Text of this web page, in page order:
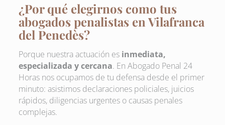
¿Por qué elegirnos como tus
abogados penalistas en Vilafranca
del Penedès?
Porque nuestra actuación es inmediata,
especializada y cercana. En Abogado Penal 24
Horas nos ocupamos de tu defensa desde el primer
minuto: asistimos declaraciones policiales, juicios
rápidos, diligencias urgentes o causas penales
complejas.